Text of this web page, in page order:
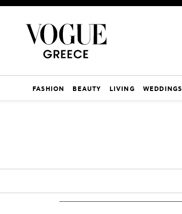
FASHION BEAUTY LIVING WEDDINGS